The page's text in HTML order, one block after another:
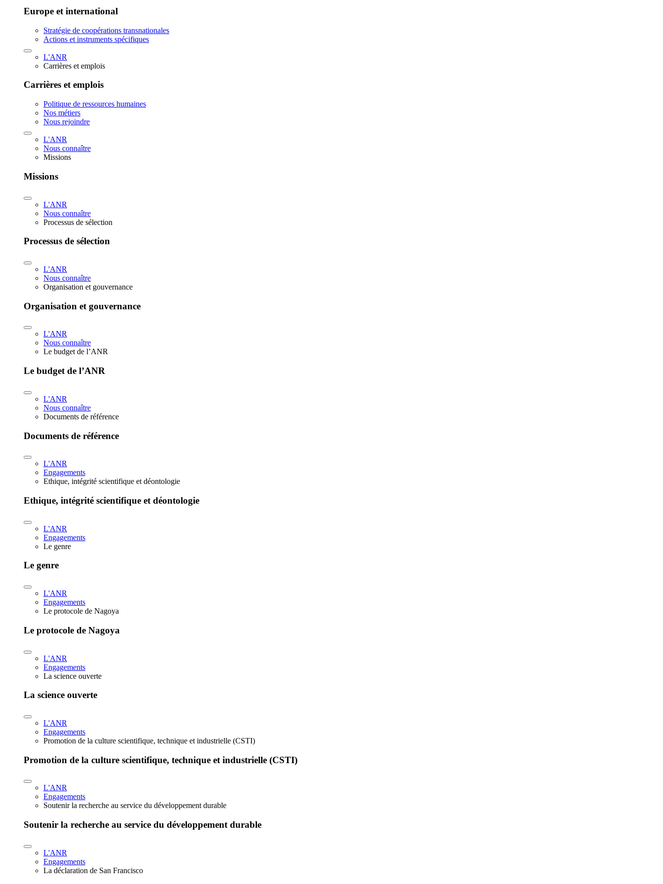
Europe et international
Stratégie de coopérations transnationales
Actions et instruments spécifiques
L'ANR
Carrières et emplois
Carrières et emplois
Politique de ressources humaines
Nos métiers
Nous rejoindre
L'ANR
Nous connaître
Missions
Missions
L'ANR
Nous connaître
Processus de sélection
Processus de sélection
L'ANR
Nous connaître
Organisation et gouvernance
Organisation et gouvernance
L'ANR
Nous connaître
Le budget de l’ANR
Le budget de l’ANR
L'ANR
Nous connaître
Documents de référence
Documents de référence
L'ANR
Engagements
Ethique, intégrité scientifique et déontologie
Ethique, intégrité scientifique et déontologie
L'ANR
Engagements
Le genre
Le genre
L'ANR
Engagements
Le protocole de Nagoya
Le protocole de Nagoya
L'ANR
Engagements
La science ouverte
La science ouverte
L'ANR
Engagements
Promotion de la culture scientifique, technique et industrielle (CSTI)
Promotion de la culture scientifique, technique et industrielle (CSTI)
L'ANR
Engagements
Soutenir la recherche au service du développement durable
Soutenir la recherche au service du développement durable
L'ANR
Engagements
La déclaration de San Francisco